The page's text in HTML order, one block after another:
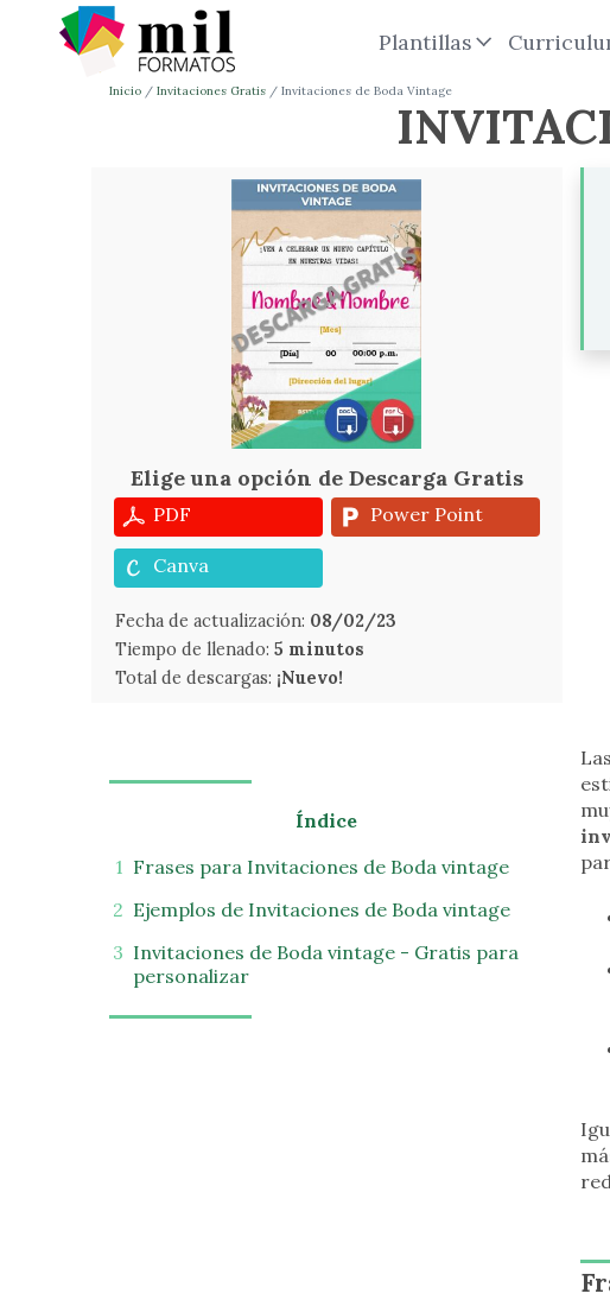
Plantillas
Inicio Invitaciones Gratis Invitaciones de Boda Vintage
Elige una opción de Descarga Gratis
PDF Power Point
Canva
Fecha de actualización: 08/02/23
Tiempo de llenado: 5 minutos
Total de descargas: ¡Nuevo!
Índice
Frases para Invitaciones de Boda vintage
Ejemplos de Invitaciones de Boda vintage
Invitaciones de Boda vintage - Gratis para
personalizar